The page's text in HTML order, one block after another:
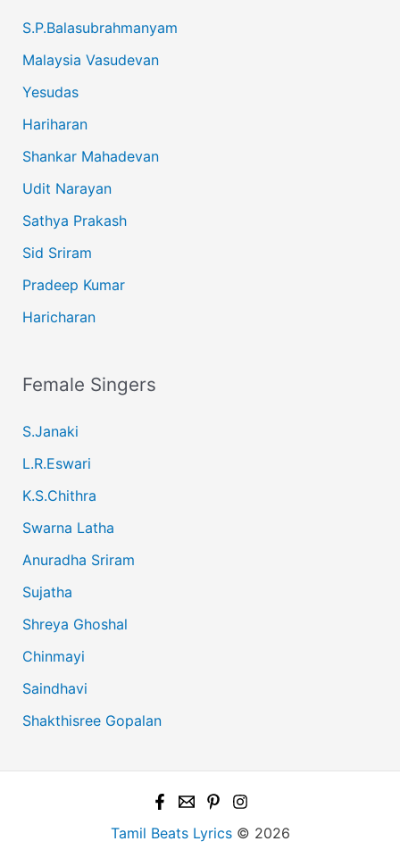
S.P.Balasubrahmanyam
Malaysia Vasudevan
Yesudas
Hariharan
Shankar Mahadevan
Udit Narayan
Sathya Prakash
Sid Sriram
Pradeep Kumar
Haricharan
Female Singers
S.Janaki
L.R.Eswari
K.S.Chithra
Swarna Latha
Anuradha Sriram
Sujatha
Shreya Ghoshal
Chinmayi
Saindhavi
Shakthisree Gopalan
Tamil Beats Lyrics© 2026